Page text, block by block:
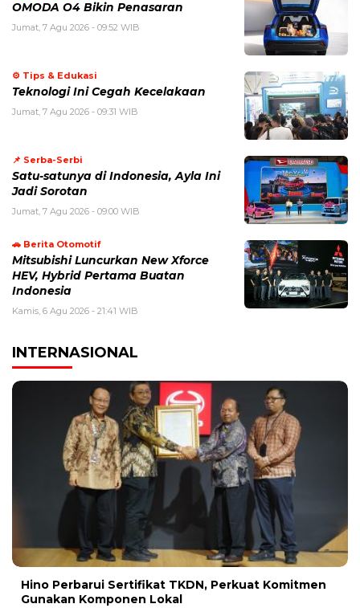
OMODA O4 Bikin Penasaran
Jumat, 7 Agu 2026 - 09:52 WIB
⚙️ Tips & Edukasi
Teknologi Ini Cegah Kecelakaan
Jumat, 7 Agu 2026 - 09:31 WIB
📌 Serba-Serbi
Satu-satunya di Indonesia, Ayla Ini
Jadi Sorotan
Jumat, 7 Agu 2026 - 09:00 WIB
🚗 Berita Otomotif
Mitsubishi Luncurkan New Xforce
HEV, Hybrid Pertama Buatan
Indonesia
Kamis, 6 Agu 2026 - 21:41 WIB
INTERNASIONAL
Hino Perbarui Sertifikat TKDN, Perkuat Komitmen
Gunakan Komponen Lokal